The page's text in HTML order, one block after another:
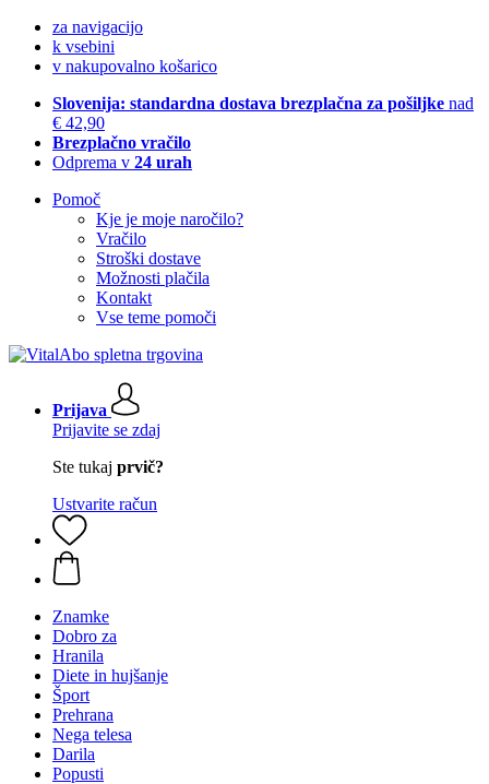
za navigacijo
k vsebini
v nakupovalno košarico
Slovenija: standardna dostava brezplačna za pošiljke nad
€ 42,90
Brezplačno vračilo
Odprema v 24 urah
Pomoč
Kje je moje naročilo?
Vračilo
Stroški dostave
Možnosti plačila
Kontakt
Vse teme pomoči
Prijava
Prijavite se zdaj
Ste tukaj prvič?
Ustvarite račun
Znamke
Dobro za
Hranila
Diete in hujšanje
Šport
Prehrana
Nega telesa
Darila
Popusti